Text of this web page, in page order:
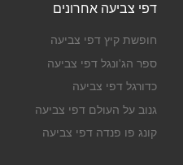
דפי צביעה אחרונים
חופשת קיץ דפי צביעה
ספר הג'ונגל דפי צביעה
כדורגל דפי צביעה
גנוב על העולם דפי צביעה
קונג פו פנדה דפי צביעה